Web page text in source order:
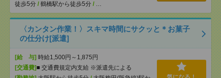
徒歩5分 / 鶴橋駅から徒歩5分 / …
〈カンタン作業！〉スキマ時間にサクッと＊お菓子
の仕分け[派遣]
[給 与] 時給1,500円～1,875円
[交通費]■ 交通費規定内支給 ※派遣先による